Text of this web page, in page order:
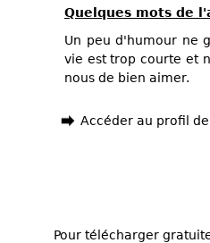
Quelques mots de
Un peu d'humour ne
vie est trop courte et
nous de bien aimer.
Accéder au profil
Pour télécharger